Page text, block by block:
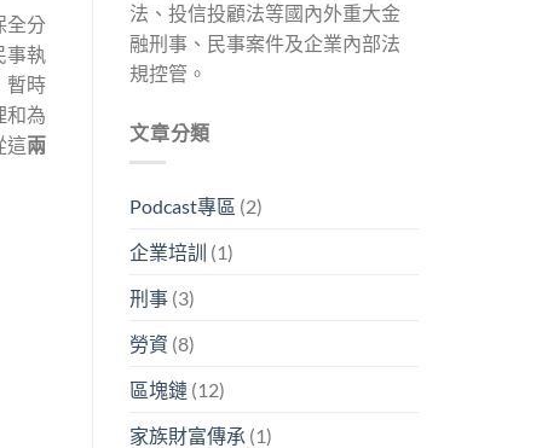
全分
事執
暫時
和為
這兩
法、投信投顧法等國內外重大金
融刑事、民事案件及企業內部法
規控管。
文章分類
Podcast專區 (2)
企業培訓 (1)
刑事 (3)
勞資 (8)
區塊鏈 (12)
家族財富傳承 (1)